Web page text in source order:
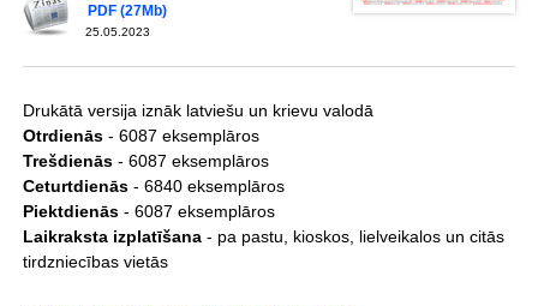
25.05.2023
PDF (27Mb)
Drukātā versija iznāk latviešu un krievu valodā
Otrdienās- 6087 eksemplāros
Trešdienās- 6087 eksemplāros
Ceturtdienās- 6840 eksemplāros
Piektdienās- 6087 eksemplāros
Laikraksta izplatīšana- pa pastu, kioskos, lielveikalos un citās
tirdzniecības vietās